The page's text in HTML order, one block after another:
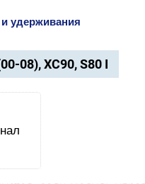
удерживания
08), XC90, S80 I